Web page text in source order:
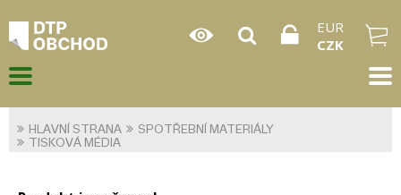
EUR
CZK
HLAVNÍ STRANA
SPOTŘEBNÍ MATERIÁLY
TISKOVÁ MÉDIA